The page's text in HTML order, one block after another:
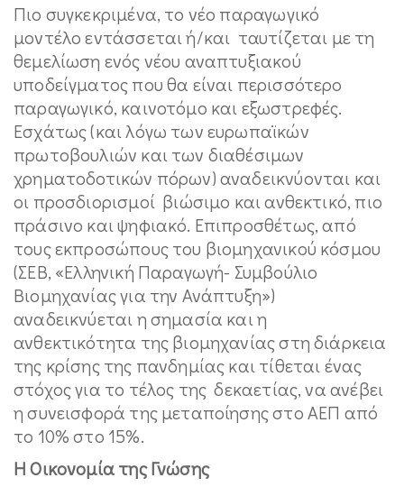
Πιο συγκεκριμένα, το νέο παραγωγικό
μοντέλο εντάσσεται ή/και ταυτίζεται με τη
θεμελίωση ενός νέου αναπτυξιακού
υποδείγματος που θα είναι περισσότερο
παραγωγικό, καινοτόμο και εξωστρεφές.
Εσχάτως (και λόγω των ευρωπαϊκών
πρωτοβουλιών και των διαθέσιμων
χρηματοδοτικών πόρων) αναδεικνύονται και
οι προσδιορισμοί βιώσιμο και ανθεκτικό, πιο
πράσινο και ψηφιακό. Επιπροσθέτως, από
τους εκπροσώπους του βιομηχανικού κόσμου
(ΣΕΒ, «Ελληνική Παραγωγή- Συμβούλιο
Βιομηχανίας για την Ανάπτυξη»)
αναδεικνύεται η σημασία και η
ανθεκτικότητα της βιομηχανίας στη διάρκεια
της κρίσης της πανδημίας και τίθεται ένας
στόχος για το τέλος της δεκαετίας, να ανέβει
η συνεισφορά της μεταποίησης στο ΑΕΠ από
το 10% στο 15%.
Η Οικονομία της Γνώσης